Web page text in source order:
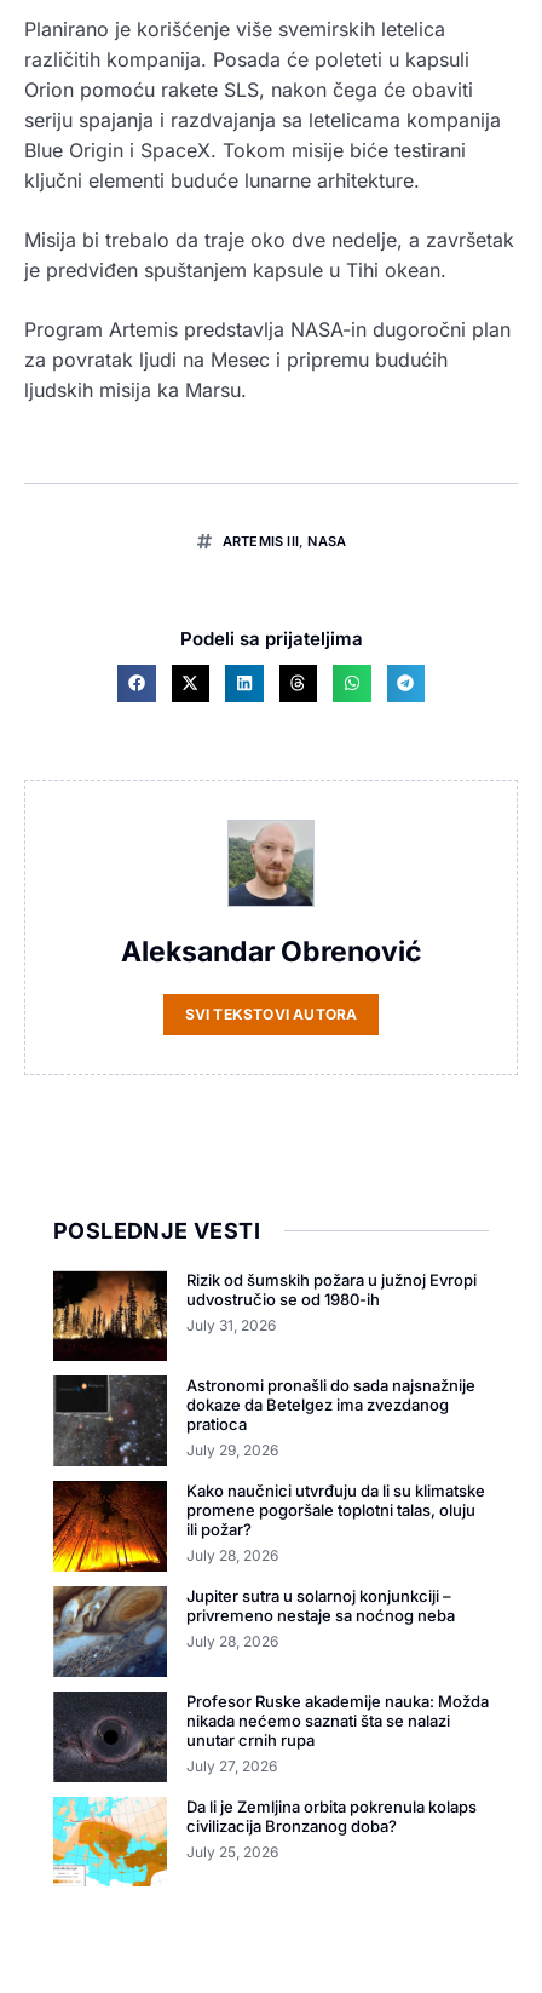
Planirano je korišćenje više svemirskih letelica
različitih kompanija. Posada će poleteti u kapsuli
Orion pomoću rakete SLS, nakon čega će obaviti
seriju spajanja i razdvajanja sa letelicama kompanija
Blue Origin i SpaceX. Tokom misije biće testirani
ključni elementi buduće lunarne arhitekture.
Misija bi trebalo da traje oko dve nedelje, a završetak
je predviđen spuštanjem kapsule u Tihi okean.
Program Artemis predstavlja NASA-in dugoročni plan
za povratak ljudi na Mesec i pripremu budućih
ljudskih misija ka Marsu.
ARTEMIS III,NASA
Podeli sa prijateljima
Aleksandar Obrenović
SVI TEKSTOVI AUTORA
POSLEDNJE VESTI
Rizik od šumskih požara u južnoj Evropi
udvostručio se od 1980-ih
July 31, 2026
Astronomi pronašli do sada najsnažnije
dokaze da Betelgez ima zvezdanog
pratioca
July 29, 2026
Kako naučnici utvrđuju da li su klimatske
promene pogoršale toplotni talas, oluju
ili požar?
July 28, 2026
Jupiter sutra u solarnoj konjunkciji –
privremeno nestaje sa noćnog neba
July 28, 2026
Profesor Ruske akademije nauka: Možda
nikada nećemo saznati šta se nalazi
unutar crnih rupa
July 27, 2026
Da li je Zemljina orbita pokrenula kolaps
civilizacija Bronzanog doba?
July 25, 2026